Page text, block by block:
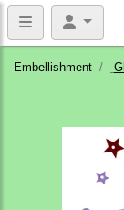
Embellishment